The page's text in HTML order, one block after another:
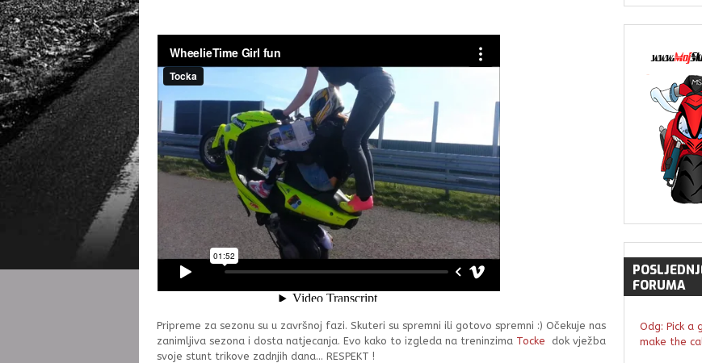
Pripreme za sezonu su u završnoj fazi. Skuteri su spremni ili gotovo spremni :) Očekuje nas
zanimljiva sezona i dosta natjecanja. Evo kako to izgleda na treninzima Tocke dok vježba
svoje stunt trikove zadnjih dana... RESPEKT !
FORUMA
Odg: Pick a
make the